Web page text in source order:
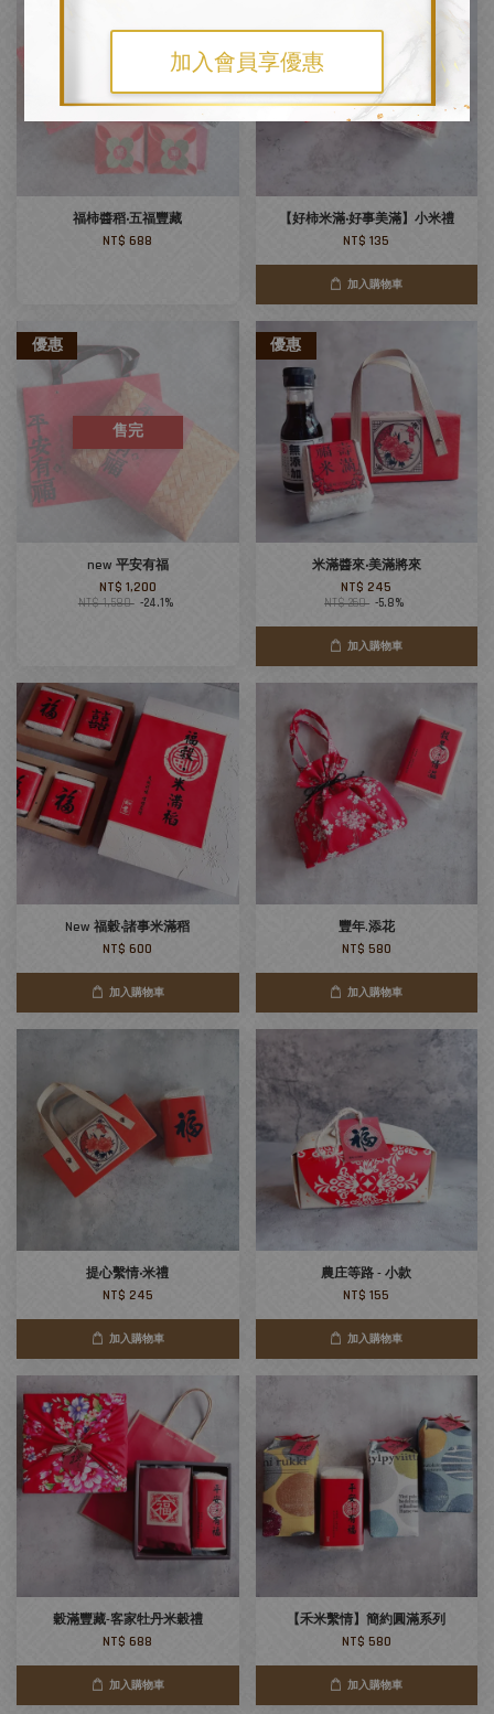
加入會員享優惠
福柿醬稻‧五福豐藏
NT$ 688
【好柿米滿‧好事美滿】小米禮
NT$ 135
加入購物車
優惠
售完
new 平安有福
NT$ 1,200
NT$ 1,580 -24.1%
優惠
米滿醬來‧美滿將來
NT$ 245
NT$ 260 -5.8%
加入購物車
New 福穀‧諸事米滿稻
NT$ 600
加入購物車
豐年.添花
NT$ 580
加入購物車
提心繫情‧米禮
NT$ 245
加入購物車
農庄等路 - 小款
NT$ 155
加入購物車
穀滿豐藏-客家牡丹米穀禮
NT$ 688
加入購物車
【禾米繫情】簡約圓滿系列
NT$ 580
加入購物車